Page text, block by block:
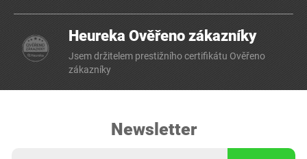
Heureka Ověřeno zákazníky
Jsem držitelem prestižního certifikátu Ověřeno
zákazníky
Newsletter